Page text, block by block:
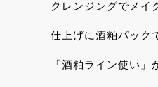
クレンジングでメイ
仕上げに酒粕パック
「酒粕ライン使い